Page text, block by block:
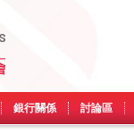
銀行關係 討論區